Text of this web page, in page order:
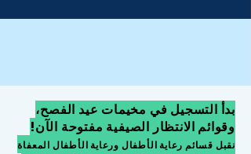
بدأ التسجيل في مخيمات عيد الفصح،
وقوائم الانتظار الصيفية مفتوحة الآن!
نقبل قسائم رعاية الأطفال ورعاية الأطفال المعفاة